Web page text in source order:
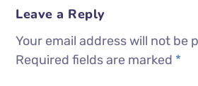
Leave a Reply
Your email address will not be
Required fields are marked *